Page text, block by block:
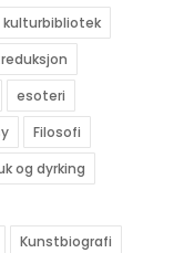
kulturbibliotek
esoteri
Filosofi
og dyrking
Kunstbiografi